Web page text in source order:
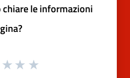
chiare le informazioni